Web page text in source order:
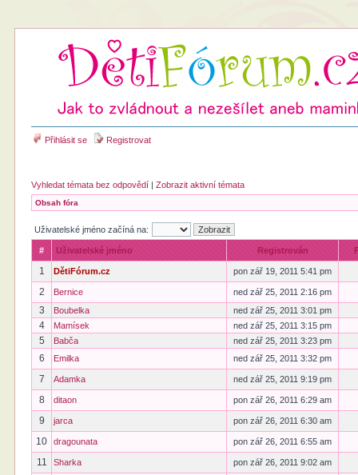
Přihlásit se Registrovat
Vyhledat témata bez odpovědí |Zobrazit aktivní témata
Obsah fóra
Uživatelské jméno začíná na:
# Uživatelské jméno Registrován
1 DětiFórum.cz pon zář 19, 2011 5:41 pm
2 Bernice ned zář 25, 2011 2:16 pm
3 Boubelka ned zář 25, 2011 3:01 pm
4 Mamísek ned zář 25, 2011 3:15 pm
5 Babča ned zář 25, 2011 3:23 pm
6 Emilka ned zář 25, 2011 3:32 pm
7 Adamka ned zář 25, 2011 9:19 pm
8 ditaon pon zář 26, 2011 6:29 am
9 jarca pon zář 26, 2011 6:30 am
10 dragounata pon zář 26, 2011 6:55 am
11 Sharka pon zář 26, 2011 9:02 am